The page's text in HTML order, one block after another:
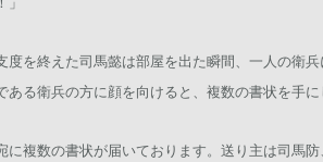
度を終えた司馬懿は部屋を出た瞬間、一人の衛兵
ある衛兵の方に顔を向けると、複数の書状を手に
に複数の書状が届いております。送り主は司馬